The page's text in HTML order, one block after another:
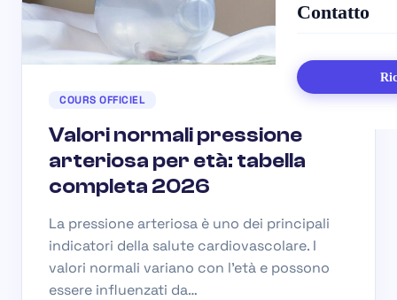
Contatto
COURS OFFICIEL
Valori normali pressione
arteriosa per età: tabella
completa 2026
La pressione arteriosa è uno dei principali
indicatori della salute cardiovascolare. I
valori normali variano con l’età e possono
essere influenzati da…